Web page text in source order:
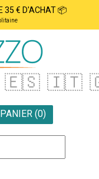
35 € D'ACHAT 📦
🇪🇸 🇮🇹
PANIER (0)